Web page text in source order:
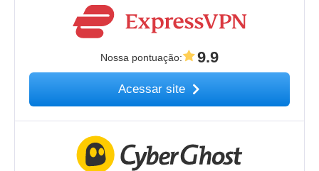
Nossa pontuação: 9.9
Acessar site